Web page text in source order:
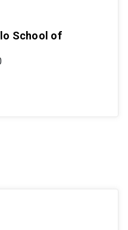
School of